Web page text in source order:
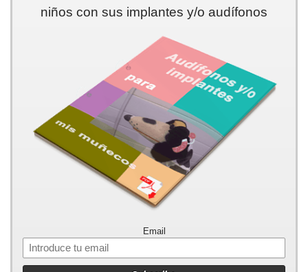
niños con sus implantes y/o audífonos
Email